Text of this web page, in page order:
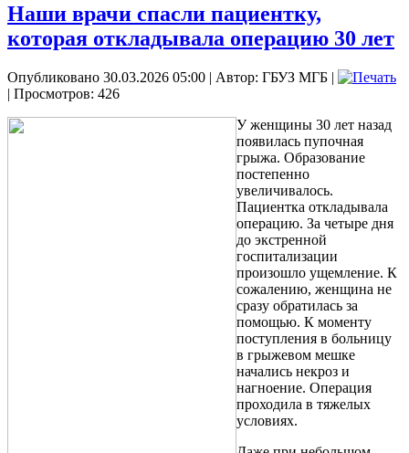
Наши врачи спасли пациентку,
которая откладывала операцию 30 лет
Опубликовано 30.03.2026 05:00 | Автор: ГБУЗ МГБ |
| Просмотров: 426
У женщины 30 лет назад
появилась пупочная
грыжа. Образование
постепенно
увеличивалось.
Пациентка откладывала
операцию. За четыре дня
до экстренной
госпитализации
произошло ущемление. К
сожалению, женщина не
сразу обратилась за
помощью. К моменту
поступления в больницу
в грыжевом мешке
начались некроз и
нагноение. Операция
проходила в тяжелых
условиях.